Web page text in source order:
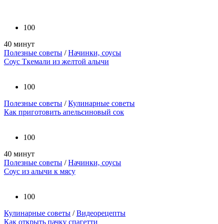
100
40 минут
Полезные советы /Начинки, соусы
Соус Ткемали из желтой алычи
100
Полезные советы /Кулинарные советы
Как приготовить апельсиновый сок
100
40 минут
Полезные советы /Начинки, соусы
Соус из алычи к мясу
100
Кулинарные советы /Видеорецепты
Как открыть пачку спагетти